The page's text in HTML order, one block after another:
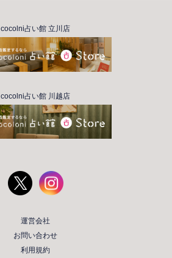
cocolni占い館 立川店
cocolni占い館 川越店
運営会社
お問い合わせ
利用規約